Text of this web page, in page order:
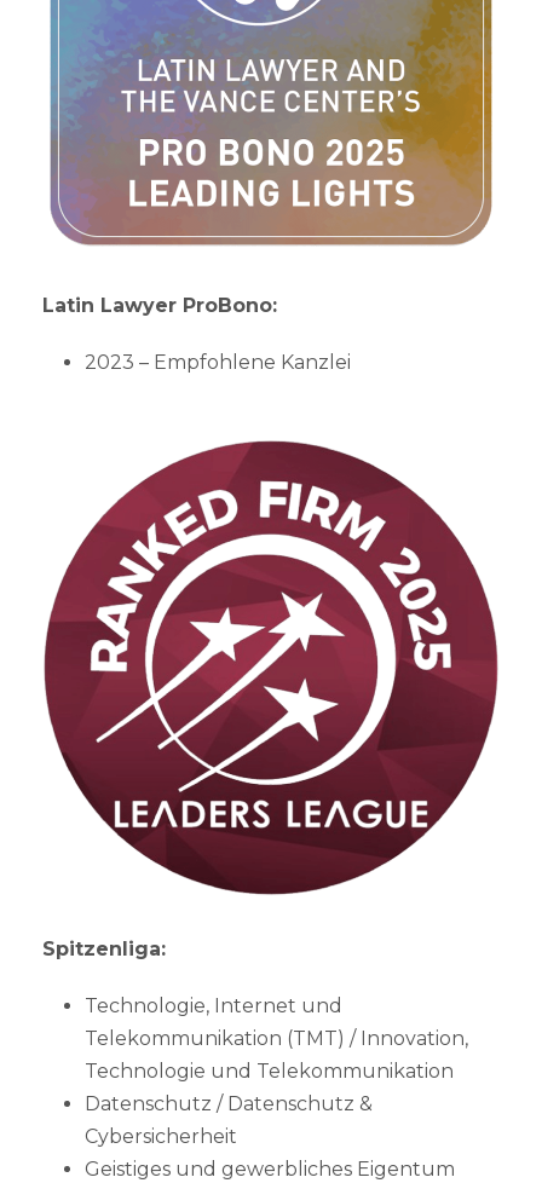
Latin Lawyer ProBono:
2023 – Empfohlene Kanzlei
Spitzenliga:
Technologie, Internet und
Telekommunikation (TMT) / Innovation,
Technologie und Telekommunikation
Datenschutz / Datenschutz &
Cybersicherheit
Geistiges und gewerbliches Eigentum